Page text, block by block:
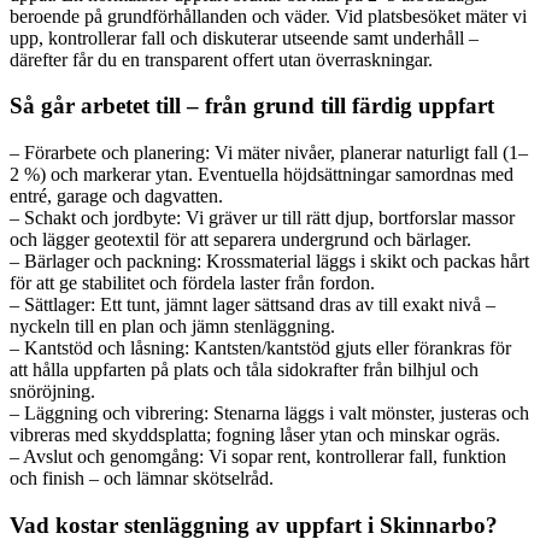
beroende på grundförhållanden och väder. Vid platsbesöket mäter vi
upp, kontrollerar fall och diskuterar utseende samt underhåll –
därefter får du en transparent offert utan överraskningar.
Så går arbetet till – från grund till färdig uppfart
– Förarbete och planering: Vi mäter nivåer, planerar naturligt fall (1–
2 %) och markerar ytan. Eventuella höjdsättningar samordnas med
entré, garage och dagvatten.
– Schakt och jordbyte: Vi gräver ur till rätt djup, bortforslar massor
och lägger geotextil för att separera undergrund och bärlager.
– Bärlager och packning: Krossmaterial läggs i skikt och packas hårt
för att ge stabilitet och fördela laster från fordon.
– Sättlager: Ett tunt, jämnt lager sättsand dras av till exakt nivå –
nyckeln till en plan och jämn stenläggning.
– Kantstöd och låsning: Kantsten/kantstöd gjuts eller förankras för
att hålla uppfarten på plats och tåla sidokrafter från bilhjul och
snöröjning.
– Läggning och vibrering: Stenarna läggs i valt mönster, justeras och
vibreras med skyddsplatta; fogning låser ytan och minskar ogräs.
– Avslut och genomgång: Vi sopar rent, kontrollerar fall, funktion
och finish – och lämnar skötselråd.
Vad kostar stenläggning av uppfart i Skinnarbo?